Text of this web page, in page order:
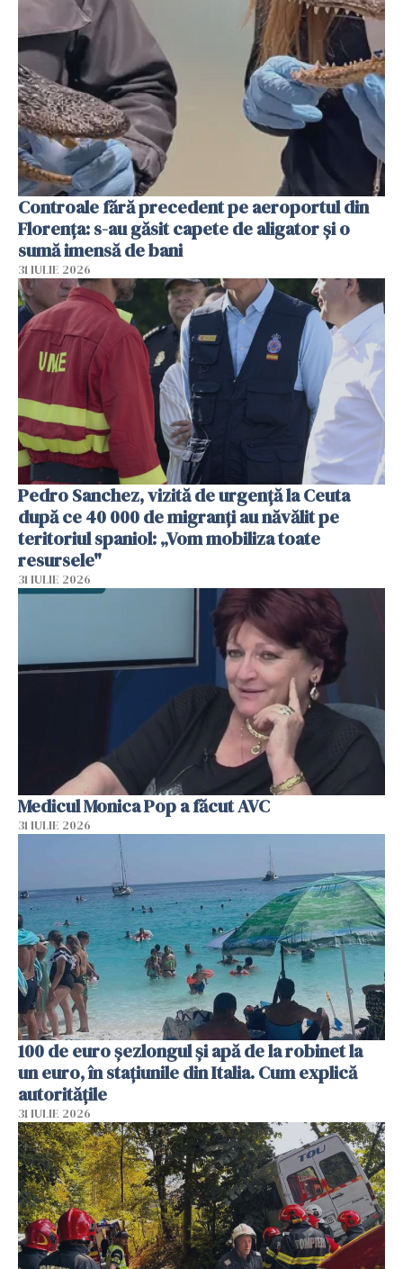
Controale fără precedent pe aeroportul din
Florența: s-au găsit capete de aligator și o
sumă imensă de bani
31 IULIE 2026
Pedro Sanchez, vizită de urgență la Ceuta
după ce 40 000 de migranți au năvălit pe
teritoriul spaniol: „Vom mobiliza toate
resursele"
31 IULIE 2026
Medicul Monica Pop a făcut AVC
31 IULIE 2026
100 de euro șezlongul și apă de la robinet la
un euro, în stațiunile din Italia. Cum explică
autoritățile
31 IULIE 2026